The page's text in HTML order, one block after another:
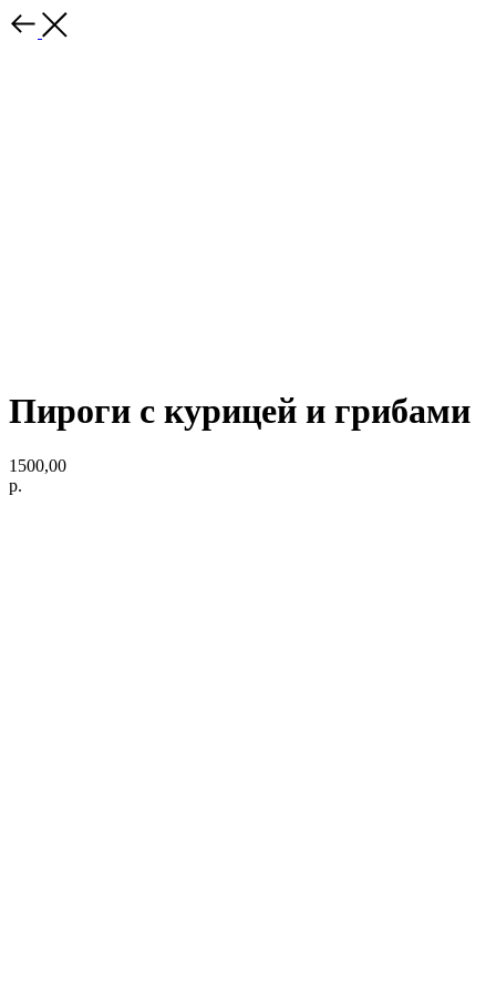
Пироги с курицей и грибами
1500,00
р.